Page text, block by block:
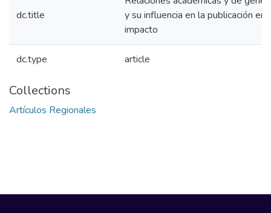
dc.title
y su influencia en la publicación
impacto
dc.type article
Collections
Artículos Regionales